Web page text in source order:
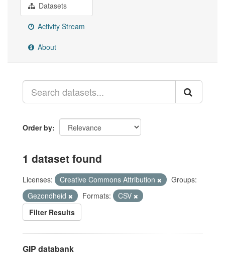
Datasets
Activity Stream
About
Order by
1 dataset found
Licenses: Creative Commons Attribution
Groups:
Gezondheid
Formats:
CSV
Filter Results
GIP databank